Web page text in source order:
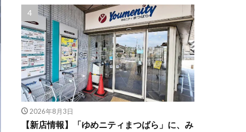
2026年8月3日
【新店情報】「ゆめニティまつばら」に、み